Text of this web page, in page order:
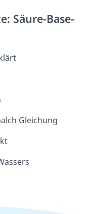
Säure-Base-
Gleichung